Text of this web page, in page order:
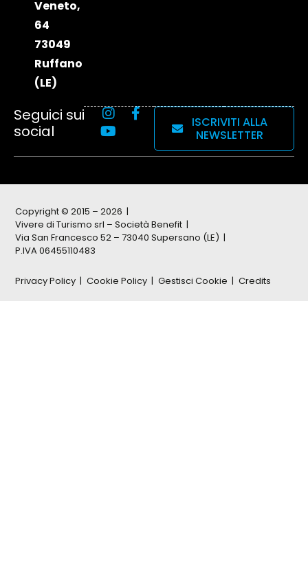
Veneto,
64
73049
Ruffano
(LE)
Seguici sui
social
ISCRIVITI ALLA
NEWSLETTER
Copyright © 2015 – 2026
Vivere di Turismo srl – Società Benefit
Via San Francesco 52 – 73040 Supersano (LE)
P.IVA 06455110483
Privacy Policy Cookie Policy Gestisci Cookie Credits